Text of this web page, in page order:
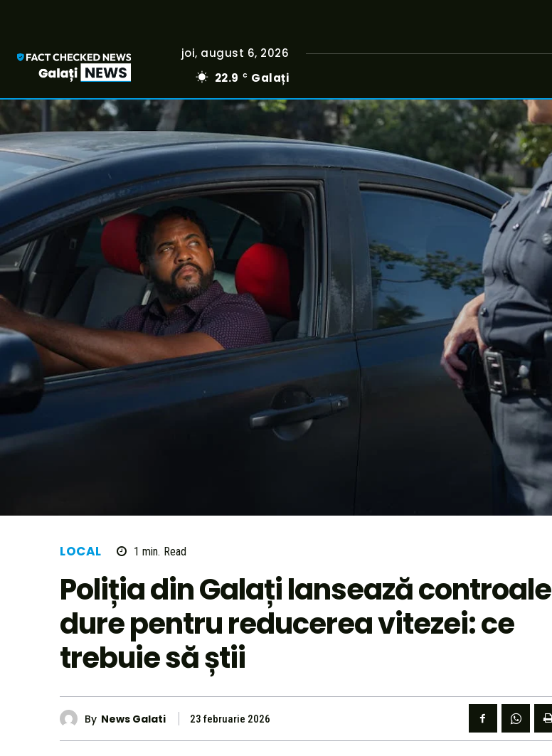
joi, august 6, 2026
22.9
C Galați
LOCAL 1 min. Read
Poliția din Galați lansează controale
dure pentru reducerea vitezei: ce
trebuie să știi
By News Galati 23 februarie 2026